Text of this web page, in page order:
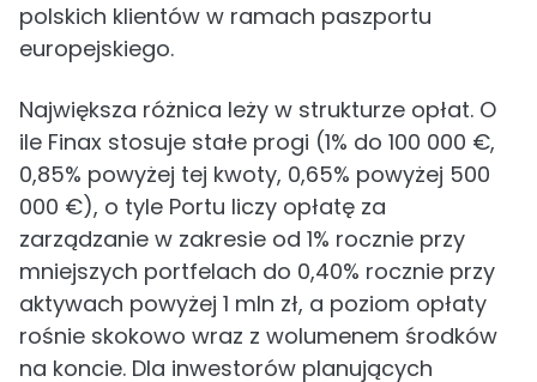
polskich klientów w ramach paszportu
europejskiego.
Największa różnica leży w strukturze opłat. O
ile Finax stosuje stałe progi (1% do 100 000 €,
0,85% powyżej tej kwoty, 0,65% powyżej 500
000 €), o tyle Portu liczy opłatę za
zarządzanie w zakresie od 1% rocznie przy
mniejszych portfelach do 0,40% rocznie przy
aktywach powyżej 1 mln zł, a poziom opłaty
rośnie skokowo wraz z wolumenem środków
na koncie. Dla inwestorów planujących